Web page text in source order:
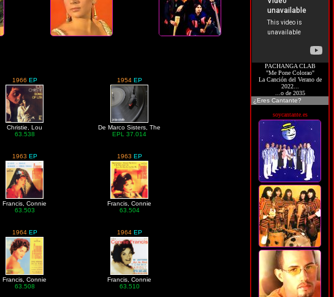
1966 EP
Christie, Lou
63.538
1954 EP
De Marco Sisters, The
EPL 37.014
1963 EP
Francis, Connie
63.503
1963 EP
Francis, Connie
63.504
1964 EP
Francis, Connie
63.508
1964 EP
Francis, Connie
63.510
PACHANGA CLAB
"Me Pone Colorao"
La Canción del Verano de
2022...
...o de 2035
¿Eres Cantante?
soycantante.es